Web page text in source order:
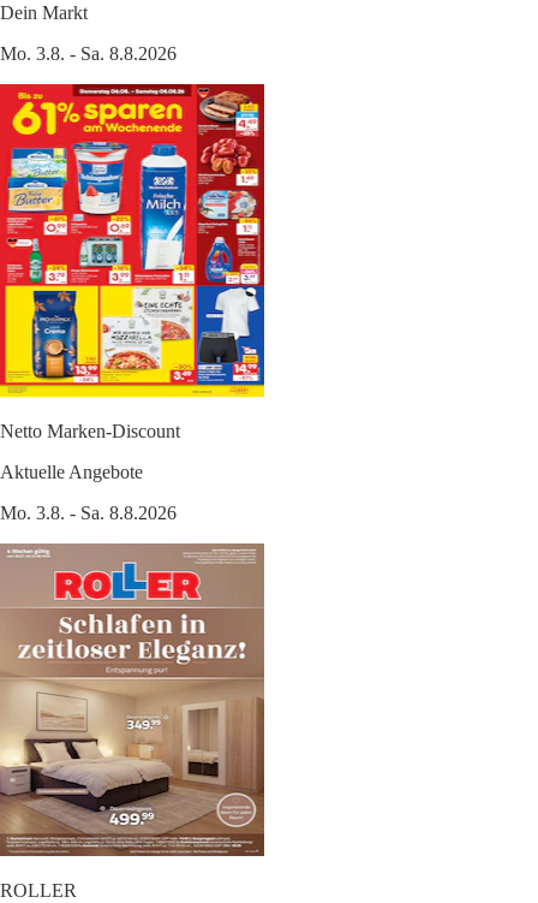
Dein Markt
Mo. 3.8. - Sa. 8.8.2026
Netto Marken-Discount
Aktuelle Angebote
Mo. 3.8. - Sa. 8.8.2026
ROLLER